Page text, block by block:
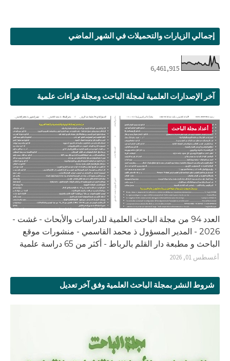
إجمالي الزيارات والتحميلات في الشهر الماضي
6,461,915
آخر الإصدارات العلمية لمجلة الباحث ومجلة قراءات علمية
أعداد مجلة الباحث
العدد 94 من مجلة الباحث العلمية للدراسات والأبحاث - غشت -
2026 - المدير المسؤول ذ محمد القاسمي - منشورات موقع
الباحث و مطبعة دار القلم بالرباط - أكثر من 65 دراسة علمية
أغسطس 01, 2026
شروط النشر بمجلة الباحث العلمية وفق آخر تعديل